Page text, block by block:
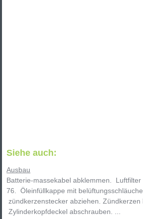
Siehe auch:
Ausbau
Batterie-massekabel abklemmen.
76. Öleinfüllkappe mit
zündkerzenstecker abziehen. Zündkerzen
Zylinderkopfdeckel abschrauben. ...